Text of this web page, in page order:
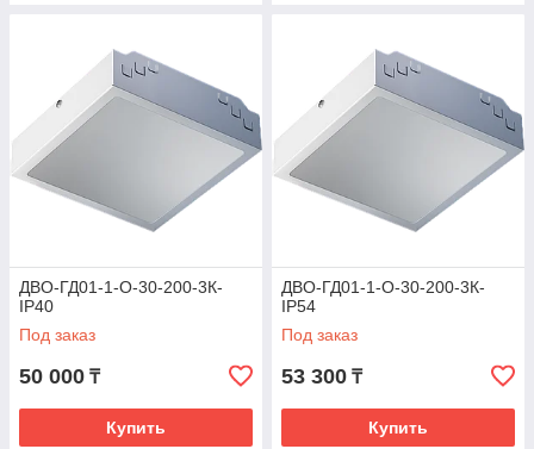
ДВО-ГД01-1-О-30-200-3К-
IP40
Под заказ
50 000 ₸
Купить
ДВО-ГД01-1-О-30-200-3К-
IP54
Под заказ
53 300 ₸
Купить